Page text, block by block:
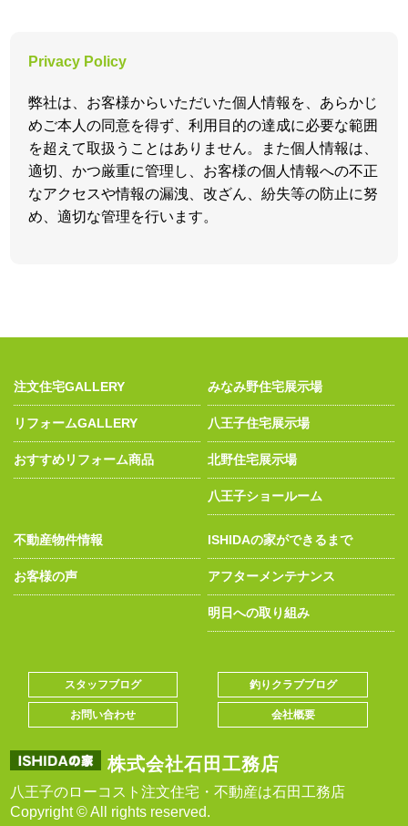
Privacy Policy
弊社は、お客様からいただいた個人情報を、あらかじ
めご本人の同意を得ず、利用目的の達成に必要な範囲
を超えて取扱うことはありません。また個人情報は、
適切、かつ厳重に管理し、お客様の個人情報への不正
なアクセスや情報の漏洩、改ざん、紛失等の防止に努
め、適切な管理を行います。
注文住宅GALLERY
リフォームGALLERY
おすすめリフォーム商品
みなみ野住宅展示場
八王子住宅展示場
北野住宅展示場
八王子ショールーム
不動産物件情報
お客様の声
ISHIDAの家ができるまで
アフターメンテナンス
明日への取り組み
株式会社石田工務店
八王子のローコスト注文住宅・不動産は石田工務店
Copyright © All rights reserved.
スタッフブログ 釣りクラブブログ
お問い合わせ 会社概要